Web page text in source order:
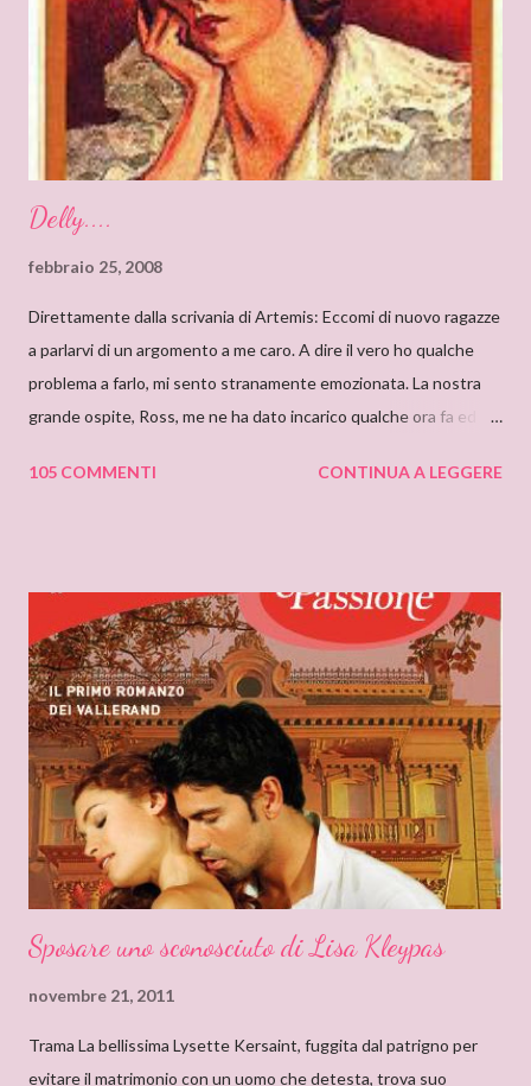
soprannaturali. Hi, Deanna, I can only start saying that I’m very
very proud to interview an author like you. I’ve just finished
reading “Silent in the Sanctuary”, and I’ve found it very
intriguing, with a ponderous plot and a sug...
Delly....
febbraio 25, 2008
Direttamente dalla scrivania di Artemis: Eccomi di nuovo ragazze
a parlarvi di un argomento a me caro. A dire il vero ho qualche
problema a farlo, mi sento stranamente emozionata. La nostra
grande ospite, Ross, me ne ha dato incarico qualche ora fa ed io,
sensazione non saprei individuarlo, è una sensazione strana e
non erano solo favole per bambini. Quando andavo a trovare mia
zia mi soffermavo davanti ad una libreria che lei teneva nel
soggiorno e lì leggevo i titoli dei libri esposti cercando
l’ispirazione. Fu così che un giorno sfiorai con le dita la costina di
un Delly. Lo presi in prestito e iniziò così la mia conoscenza. Non
so quanto ci misi a leggerlo e non so neanche se il primo mi
piacque. So però che quando leggo il nome Delly, qua...
105 COMMENTI CONTINUA A LEGGERE
Sposare uno sconosciuto di Lisa Kleypas
novembre 21, 2011
Trama La bellissima Lysette Kersaint, fuggita dal patrigno per
evitare il matrimonio con un uomo che detesta, trova suo